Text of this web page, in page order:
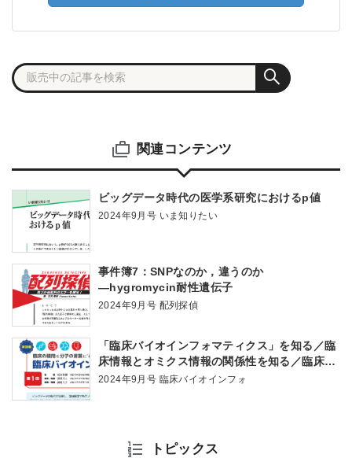
関連コンテンツ
ビッグデータ時代の医学系研究におけるp値
2024年9月号 いま知りたい
事件簿7：SNPなのか，違うのか
―hygromycin耐性遺伝子
2024年9月号 配列探偵
「臨床バイオインフォマティクス」を知る／臨
床情報とオミクス情報の関係性を知る／臨床バ
イオインフォマティクスにおけるデータ解析を
2024年9月号 臨床バイオインフォ
トピックス